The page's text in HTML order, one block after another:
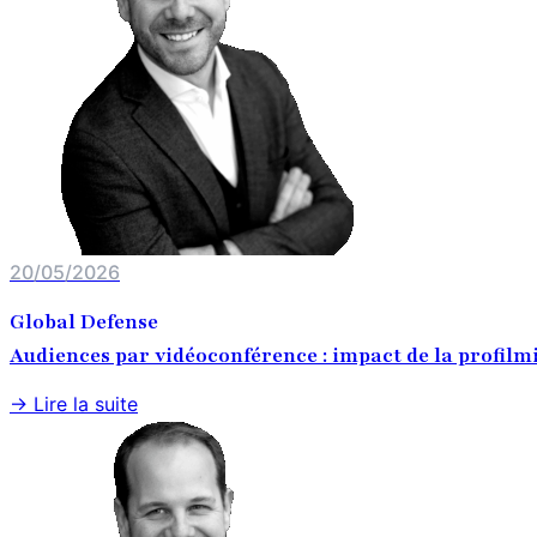
20/05/2026
Global Defense
Audiences par vidéoconférence : impact de la
→ Lire la suite